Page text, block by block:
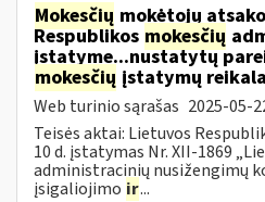
Mokesčių mokėtojų
Respublikos mokesčių
įstatyme...nustatytų
mokesčių įstatymų
Web turinio sąrašas 2025-05-
Teisės aktai: Lietuvos
10 d. įstatymas Nr. XII-1869
administracinių nusižengimų
įsigaliojimo ir...